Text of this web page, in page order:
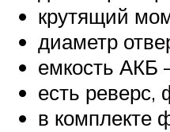
крутящий
диаметр
емкость
есть реверс,
в комплекте